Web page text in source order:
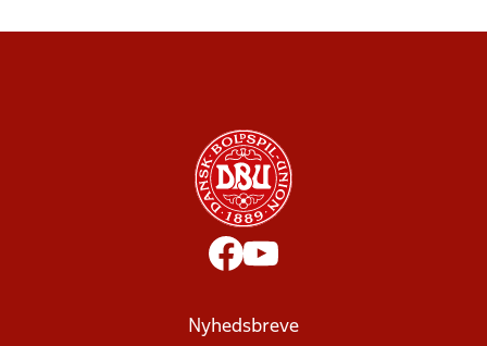
Nyhedsbreve